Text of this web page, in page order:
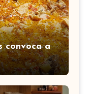
convoca a